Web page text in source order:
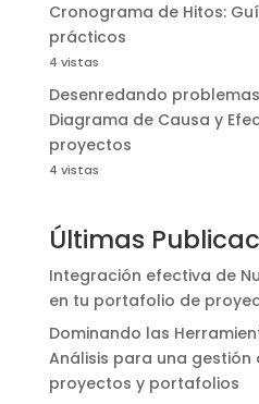
Cronograma de Hitos:
prácticos
4 vistas
Desenredando
Diagrama de Causa y
proyectos
4 vistas
Últimas
Integración efectiva de
en tu portafolio de
Dominando las
Análisis para una gestión
proyectos y portafolios